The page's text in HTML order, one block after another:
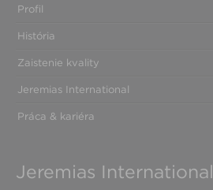
Profil
História
Zaistenie kvality
Jeremias International
Práca & kariéra
Jeremias International